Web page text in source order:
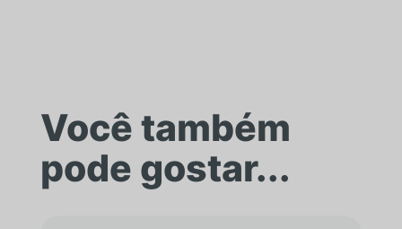
Você também
pode gostar...